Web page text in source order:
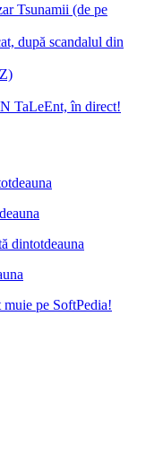
Tsunamii (de pe
după scandalul din
TaLeEnt, în direct!
dintotdeauna
pe SoftPedia!